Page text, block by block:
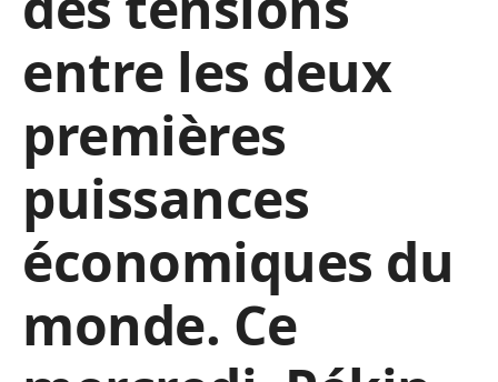
entre les deux
premières
puissances
économiques du
monde. Ce